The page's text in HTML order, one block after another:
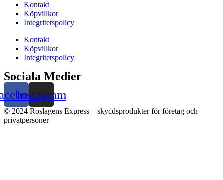
Kontakt
Köpvillkor
Integritetspolicy
Kontakt
Köpvillkor
Integritetspolicy
Sociala Medier
Instagram
© 2024 Roslagens Express – skyddsprodukter för företag och
privatpersoner